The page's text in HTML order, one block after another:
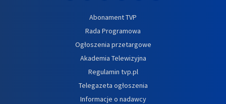
Abonament TVP
Rada Programowa
Ogłoszenia przetargowe
Akademia Telewizyjna
Regulamin tvp.pl
Telegazeta ogłoszenia
Informacje o nadawcy